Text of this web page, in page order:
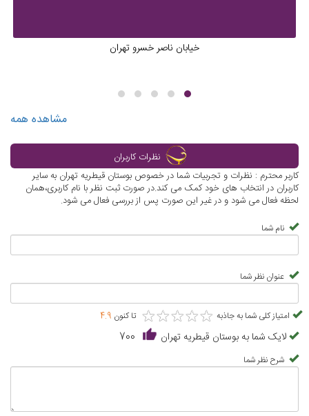
خیابان ناصر خسرو تهران
مشاهده همه
نظرات کاربران
کاربر محترم : نظرات و تجربیات شما در خصوص بوستان قیطریه تهران به سایر
کاربران در انتخاب های خود کمک می کند.در صورت ثبت نظر با نام کاربری،همان
لحظه فعال می شود و در غیر این صورت پس از بررسی فعال می شود.
نام شما
عنوان نظر شما
امتیاز کلی شما به جاذبه ★★★★★
★★★★★ تا کنون 4.9
لایک شما به بوستان قیطریه تهران 700
شرح نظر شما